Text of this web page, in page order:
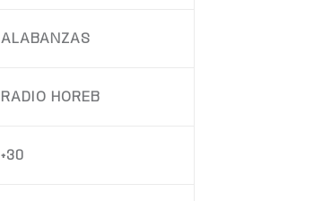
ALABANZAS
RADIO HOREB
+30